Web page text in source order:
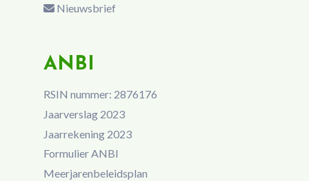
Nieuwsbrief
ANBI
RSIN nummer: 2876176
Jaarverslag 2023
Jaarrekening 2023
Formulier ANBI
Meerjarenbeleidsplan